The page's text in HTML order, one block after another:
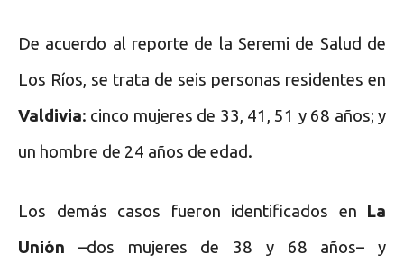
De acuerdo al reporte de la Seremi de Salud de
Los Ríos, se trata de seis personas residentes en
Valdivia: cinco mujeres de 33, 41, 51 y 68 años; y
un hombre de 24 años de edad.
Los demás casos fueron identificados en La
Unión –dos mujeres de 38 y 68 años– y